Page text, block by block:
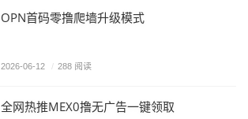
OPN首码零撸爬墙升级模式
2026-06-12 / 288 阅读
全网热推MEX0撸无广告一键领取